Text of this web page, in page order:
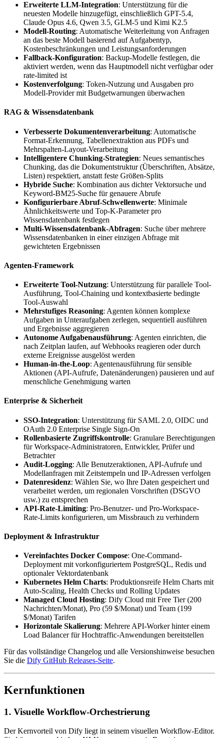
Erweiterte LLM-Integration: Unterstützung für die
neuesten Modelle hinzugefügt, einschließlich GPT-5.4,
Claude Opus 4.6, Qwen 3.5, GLM-5 und Kimi K2.5
Modell-Routing: Automatische Weiterleitung von Anfragen
an das beste Modell basierend auf Aufgabentyp,
Kostenbeschränkungen und Leistungsanforderungen
Fallback-Konfiguration: Backup-Modelle festlegen, die
aktiviert werden, wenn das Hauptmodell nicht verfügbar oder
rate-limited ist
Kostenverfolgung: Token-Nutzung und Ausgaben pro
Modell-Provider mit Budgetwarnungen überwachen
RAG & Wissensdatenbank
Verbesserte Dokumentenverarbeitung: Automatische
Format-Erkennung, Tabellenextraktion aus PDFs und
Mehrspalten-Layout-Verarbeitung
Intelligentere Chunking-Strategien: Neues semantisches
Chunking, das die Dokumentstruktur (Überschriften, Absätze,
Listen) respektiert, anstatt feste Größen-Splits
Hybride Suche: Kombination aus dichter Vektorsuche und
Keyword-BM25-Suche für genauere Abrufe
Konfigurierbare Abruf-Schwellenwerte: Minimale
Ähnlichkeitswerte und Top-K-Parameter pro
Wissensdatenbank festlegen
Multi-Wissensdatenbank-Abfragen: Suche über mehrere
Wissensdatenbanken in einer einzigen Abfrage mit
gewichteten Ergebnissen
Agenten-Framework
Erweiterte Tool-Nutzung: Unterstützung für parallele Tool-
Ausführung, Tool-Chaining und kontextbasierte bedingte
Tool-Auswahl
Mehrstufiges Reasoning: Agenten können komplexe
Aufgaben in Unteraufgaben zerlegen, sequentiell ausführen
und Ergebnisse aggregieren
Autonome Aufgabenausführung: Agenten einrichten, die
nach Zeitplan laufen, auf Webhooks reagieren oder durch
externe Ereignisse ausgelöst werden
Human-in-the-Loop: Agentenausführung für sensible
Aktionen (API-Aufrufe, Datenänderungen) pausieren und auf
menschliche Genehmigung warten
Enterprise & Sicherheit
SSO-Integration: Unterstützung für SAML 2.0, OIDC und
OAuth 2.0 Enterprise Single Sign-On
Rollenbasierte Zugriffskontrolle: Granulare Berechtigungen
für Workspace-Administratoren, Entwickler, Prüfer und
Betrachter
Audit-Logging: Alle Benutzeraktionen, API-Aufrufe und
Modellanfragen mit Zeitstempeln und IP-Adressen verfolgen
Datenresidenz: Wählen Sie, wo Ihre Daten gespeichert und
verarbeitet werden, um regionalen Vorschriften (DSGVO
usw.) zu entsprechen
API-Rate-Limiting: Pro-Benutzer- und Pro-Workspace-
Rate-Limits konfigurieren, um Missbrauch zu verhindern
Deployment & Infrastruktur
Vereinfachtes Docker Compose: One-Command-
Deployment mit vorkonfiguriertem PostgreSQL, Redis und
optionaler Vektordatenbank
Kubernetes Helm Charts: Produktionsreife Helm Charts mit
Auto-Scaling, Health Checks und Rolling Updates
Managed Cloud Hosting: Dify Cloud mit Free Tier (200
Nachrichten/Monat), Pro (59 $/Monat) und Team (199
$/Monat) Tarifen
Horizontale Skalierung: Mehrere API-Worker hinter einem
Load Balancer für Hochtraffic-Anwendungen bereitstellen
Für das vollständige Changelog und alle Versionshinweise besuchen
Sie die Dify GitHub Releases-Seite.
Kernfunktionen
1. Visuelle Workflow-Orchestrierung
Der Kernvorteil von Dify liegt in seinem visuellen Workflow-Editor.